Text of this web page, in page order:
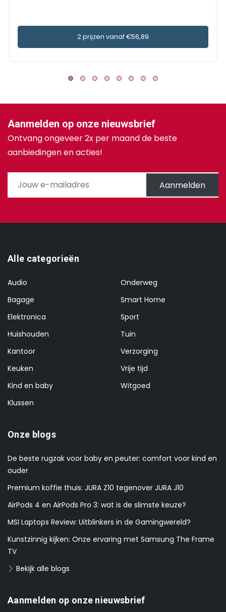
2 prijzen vanaf €56,89
Aanmelden op onze nieuwsbrief
Ontvang ongeveer 2x per maand de beste
aanbiedingen en acties!
Aanmelden
Alle categorieën
Audio
Bagage
Elektronica
Huishouden
Kantoor
Keuken
Kind en baby
Klussen
Onderweg
Smart Home
Sport
Tuin
Verzorging
Vrije tijd
Witgoed
Onze blogs
De beste rugzak voor baby en peuter: comfort voor kind en
ouder
Premium koffie thuis: JURA Z10 tegenover JURA J10
AirPods 4 en AirPods Pro 3: wat is de slimste keuze?
MSI Laptops Review: Uitblinkers in de Gamingwereld?
Kunstzinnig kijken: Onze ervaring met Samsung The Frame
TV
Bekijk alle blogs
Aanmelden op onze nieuwsbrief